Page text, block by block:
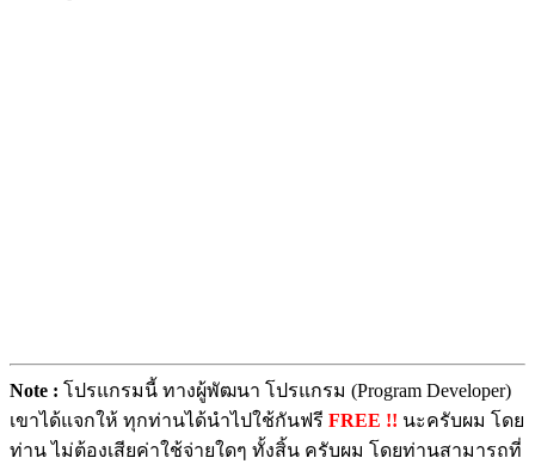
Note : โปรแกรมนี้ ทางผู้พัฒนา โปรแกรม (Program Developer)
เขาได้แจกให้ ทุกท่านได้นำไปใช้กันฟรี FREE !! นะครับผม โดย
ท่าน ไม่ต้องเสียค่าใช้จ่ายใดๆ ทั้งสิ้น ครับผม โดยท่านสามารถที่